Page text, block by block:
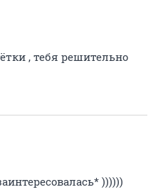
, тебя решительно
))))))